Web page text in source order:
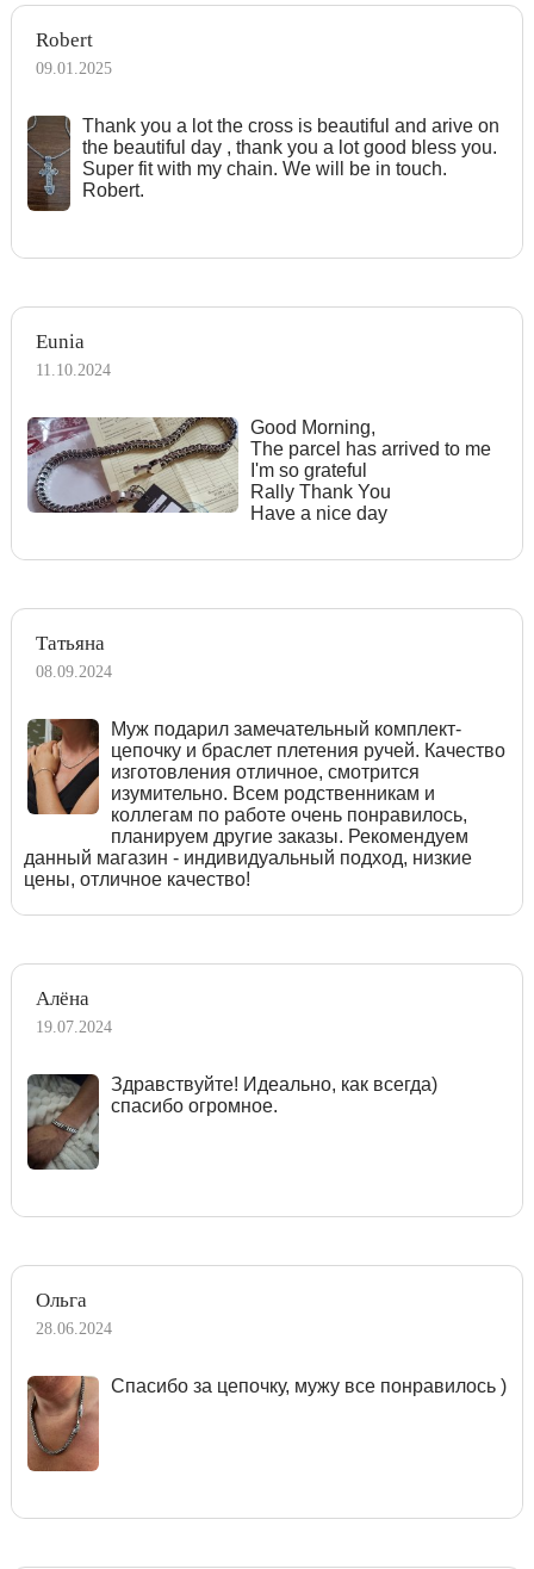
Robert
09.01.2025
Тhank you a lot the cross is beautiful and arive on
the beautiful day , thank you a lot good bless you.
Super fit with my chain. We will be in touch.
Robert.
Eunia
11.10.2024
Good Morning,
The parcel has arrived to me
I'm so grateful
Rally Thank You
Have a nice day
Татьяна
08.09.2024
Муж подарил замечательный комплект-
цепочку и браслет плетения ручей. Качество
изготовления отличное, смотрится
изумительно. Всем родственникам и
коллегам по работе очень понравилось,
планируем другие заказы. Рекомендуем
данный магазин - индивидуальный подход, низкие
цены, отличное качество!
Алёна
19.07.2024
Здравствуйте! Идеально, как всегда)
спасибо огромное.
Ольга
28.06.2024
Спасибо за цепочку, мужу все понравилось )